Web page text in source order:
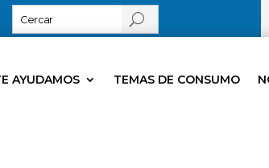
AYUDAMOS TEMAS DE CONSUMO